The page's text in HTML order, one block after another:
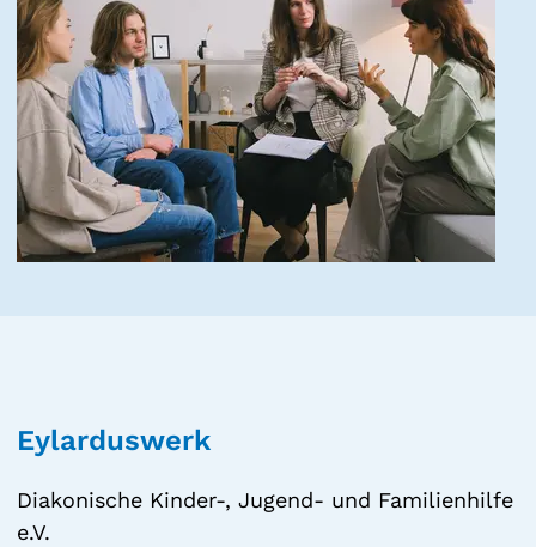
Eylarduswerk
Diakonische Kinder-, Jugend- und Familienhilfe
e.V.